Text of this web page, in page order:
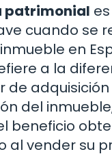
patrimonial
cuando se
en
a la
de
del
beneficio
al vender su